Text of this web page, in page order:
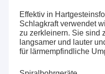
Bitte um ein Angebot
Effektiv in
Schlagkraft verwendet
zu zerkleinern. Sie sind
langsamer und lauter
für lärmempfindliche
Unser
Wir haben bereits